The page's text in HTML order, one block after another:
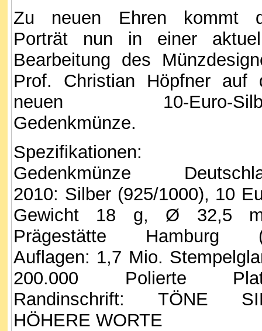
Zu neuen Ehren kommt
Porträt nun in einer
Bearbeitung des
Prof. Christian Höpfner auf
neuen 10-Euro-
Gedenkmünze.
Spezifikationen:
Gedenkmünze
2010: Silber (925/1000), 10
Gewicht 18 g, Ø 32,5
Prägestätte Hamburg
Auflagen: 1,7 Mio.
200.000 Polierte
Randinschrift: TÖNE
HÖHERE WORTE